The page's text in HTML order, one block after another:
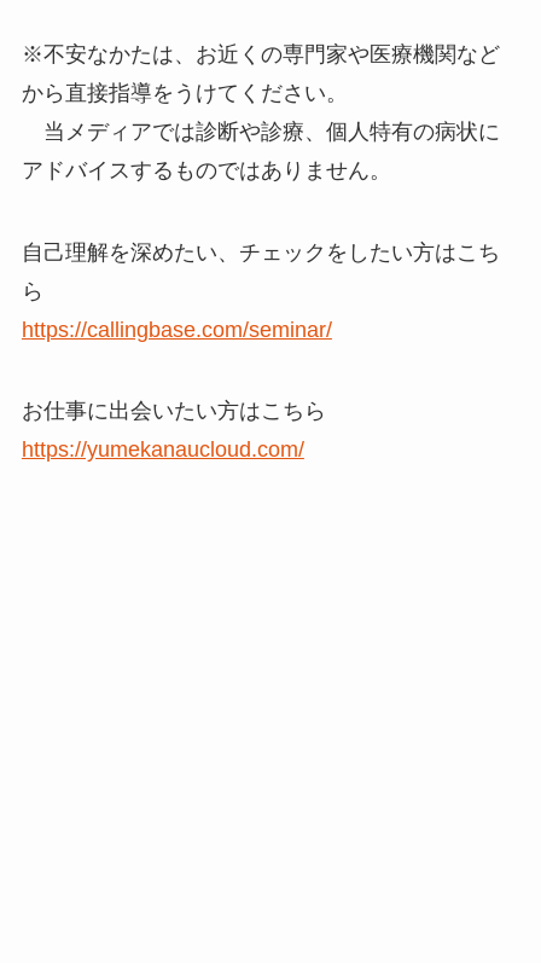
※不安なかたは、お近くの専門家や医療機関など
から直接指導をうけてください。
当メディアでは診断や診療、個人特有の病状に
アドバイスするものではありません。
自己理解を深めたい、チェックをしたい方はこち
ら
https://callingbase.com/seminar/
お仕事に出会いたい方はこちら
https://yumekanaucloud.com/